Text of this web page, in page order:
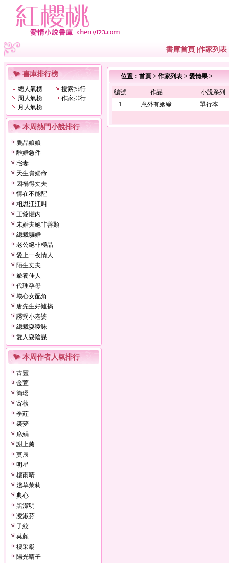
書庫首頁 作家列表
書庫排行榜
總人氣榜
搜索排行
周人氣榜
作家排行
月人氣榜
本周熱門小說排行
贗品娘娘
離婚急件
宅妻
天生貴婦命
因禍得丈夫
情在不能醒
相思汪汪叫
王爺懼內
未婚夫絕非善類
總裁騙婚
老公絕非極品
愛上一夜情人
陌生丈夫
豢養佳人
代理孕母
壞心女配角
唐先生好難搞
誘拐小老婆
總裁耍曖昧
愛人耍陰謀
本周作者人氣排行
古靈
金萱
簡瓔
寄秋
季葒
裘夢
席絹
謝上薰
莫辰
明星
樓雨晴
淺草茉莉
典心
黑潔明
凌淑芬
子紋
莫顏
樓采凝
陽光晴子
位置： 首頁 > 作家列表 > 愛情果 >
編號 作品
小說系列
1
意外有姻緣 單行本